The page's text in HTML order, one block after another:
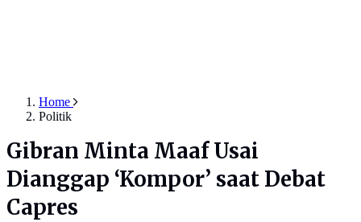
Home
Politik
Gibran Minta Maaf Usai
Dianggap ‘Kompor’ saat Debat
Capres